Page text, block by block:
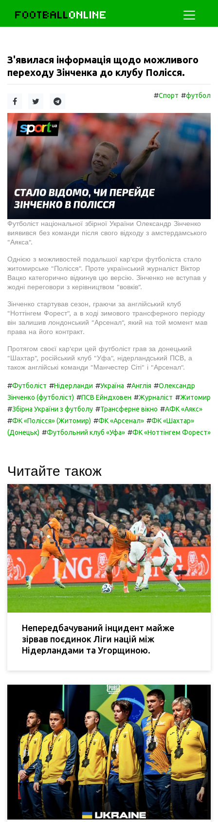
FOOTBALLONLINE
З'явилася інформація щодо можливого
переходу Зінченка до клубу Полісся.
#Спорт #футбол
Футболіст національної збірної України Олександр Зінченко
виявився без команди після свого відходу з амстердамського
"Аякса".
Однією з можливостей подальшої кар'єри футболіста стало
житомирське "Полісся". Проте український журналіст Віктор
Вацко категорично відкинув цю версію. Зінченко не вступав у
жодні переговори з керівництвом "вовків".
Зінченко стартував сезон, граючи за англійський клуб
"Ноттінгем Форест", а в ході зимового трансферного періоду
він залишив лондонський "Арсенал", який на той момент мав
права на його контракт.
Протягом своєї кар'єри цей футболіст грав за донецький
"Шахтар", російський клуб "Уфа", нідерландський ПСВ, а
також англійські команди "Манчестер Сіті" і "Арсенал".
#Футболіст #Нідерланди #Україна #Англія #Олександр
Зінченко (футболіст) #ПСВ Ейндховен #Журналіст #Житомир
#Збірна України з футболу #Трансферне вікно #АФК «Аякс»
#ФК «Полісся» (Житомир) #ФК «Арсенал» #ФК «Шахтар»
(Донецьк) #Футбольний клуб «Уфа» #ФК «Ноттінгем Форест»
Читайте також
Непередбачуваний інцидент майже
зірвав поєдинок Ліги націй між
Нідерландами та Угорщиною.